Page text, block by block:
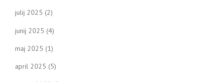
julij 2025 (2)
junij 2025 (4)
maj 2025 (1)
april 2025 (5)